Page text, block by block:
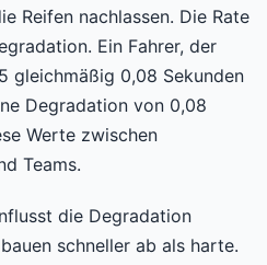
Reifen nachlassen. Die Rate
Ein Fahrer, der
gleichmäßig 0,08 Sekunden
Degradation von 0,08
Werte zwischen
Teams.
die Degradation
schneller ab als harte.